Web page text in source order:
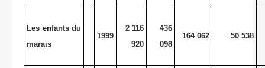
Les enfants du
marais
1999
2 116
920
436
098
164 062 50 538